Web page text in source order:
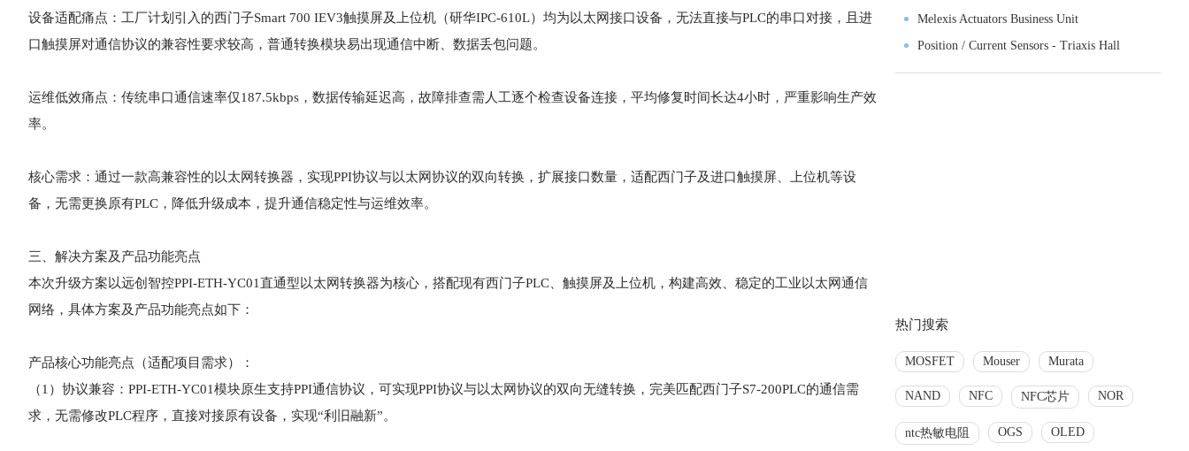
设备适配痛点：工厂计划引入的西门子Smart 700 IEV3触摸屏及上位机（研华IPC-610L）均为以太网接口设备，无法直接与PLC的串口对接，且进
口触摸屏对通信协议的兼容性要求较高，普通转换模块易出现通信中断、数据丢包问题。
运维低效痛点：传统串口通信速率仅187.5kbps，数据传输延迟高，故障排查需人工逐个检查设备连接，平均修复时间长达4小时，严重影响生产效
率。
核心需求：通过一款高兼容性的以太网转换器，实现PPI协议与以太网协议的双向转换，扩展接口数量，适配西门子及进口触摸屏、上位机等设
备，无需更换原有PLC，降低升级成本，提升通信稳定性与运维效率。
三、解决方案及产品功能亮点
本次升级方案以远创智控PPI-ETH-YC01直通型以太网转换器为核心，搭配现有西门子PLC、触摸屏及上位机，构建高效、稳定的工业以太网通信
网络，具体方案及产品功能亮点如下：
产品核心功能亮点（适配项目需求）：
（1）协议兼容：PPI-ETH-YC01模块原生支持PPI通信协议，可实现PPI协议与以太网协议的双向无缝转换，完美匹配西门子S7-200PLC的通信需
求，无需修改PLC程序，直接对接原有设备，实现“利旧融新”。
Melexis Actuators Business Unit
Position / Current Sensors - Triaxis Hall
热门搜索
MOSFET Mouser Murata
NAND NFC NFC芯片 NOR
ntc热敏电阻 OGS OLED